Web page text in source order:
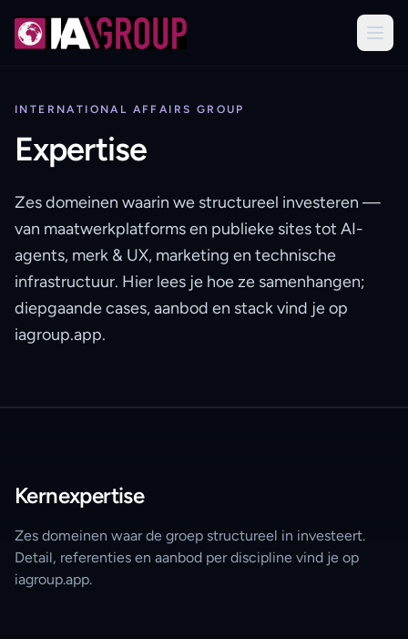
International Affairs Group
INTERNATIONAL AFFAIRS GROUP
Expertise
Zes domeinen waarin we structureel investeren —
van maatwerkplatforms en publieke sites tot AI-
agents, merk & UX, marketing en technische
infrastructuur. Hier lees je hoe ze samenhangen;
diepgaande cases, aanbod en stack vind je op
iagroup.app.
Kernexpertise
Zes domeinen waar de groep structureel in investeert.
Detail, referenties en aanbod per discipline vind je op
iagroup.app.